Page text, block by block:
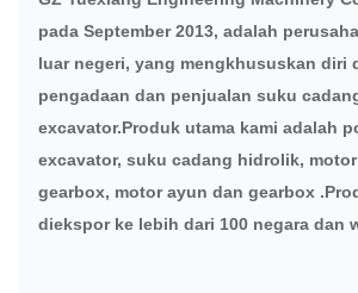
pada September 2013, adalah
luar negeri, yang mengkhususkan diri
pengadaan dan penjualan suku
excavator.Produk utama kami adalah
excavator, suku cadang hidrolik,
gearbox, motor ayun dan gearbox
diekspor ke lebih dari 100 negara dan